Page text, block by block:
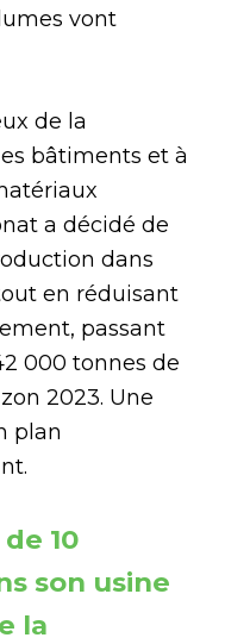
vont
de la
bâtiments et à
a décidé de
dans
en réduisant
passant
000 tonnes de
2023. Une
plan
10
son usine
la